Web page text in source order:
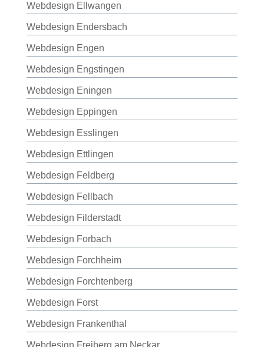
Webdesign Ellwangen
Webdesign Endersbach
Webdesign Engen
Webdesign Engstingen
Webdesign Eningen
Webdesign Eppingen
Webdesign Esslingen
Webdesign Ettlingen
Webdesign Feldberg
Webdesign Fellbach
Webdesign Filderstadt
Webdesign Forbach
Webdesign Forchheim
Webdesign Forchtenberg
Webdesign Forst
Webdesign Frankenthal
Webdesign Freiberg am Neckar